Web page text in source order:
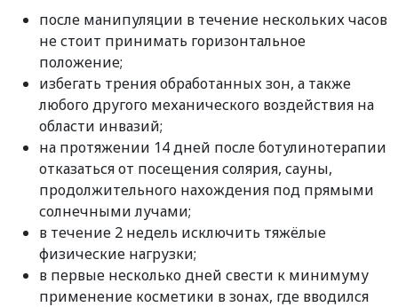
после манипуляции в течение нескольких часов
не стоит принимать горизонтальное
положение;
избегать трения обработанных зон, а также
любого другого механического воздействия на
области инвазий;
на протяжении 14 дней после ботулинотерапии
отказаться от посещения солярия, сауны,
продолжительного нахождения под прямыми
солнечными лучами;
в течение 2 недель исключить тяжёлые
физические нагрузки;
в первые несколько дней свести к минимуму
применение косметики в зонах, где вводился